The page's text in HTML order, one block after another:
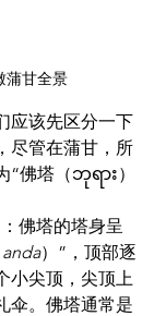
蒲甘全景
应该先区分一下
尽管在蒲甘，所
“佛塔（ဘုရား）
：佛塔的塔身呈
anda）”，顶部逐
小尖顶，尖顶上
伞。佛塔通常是